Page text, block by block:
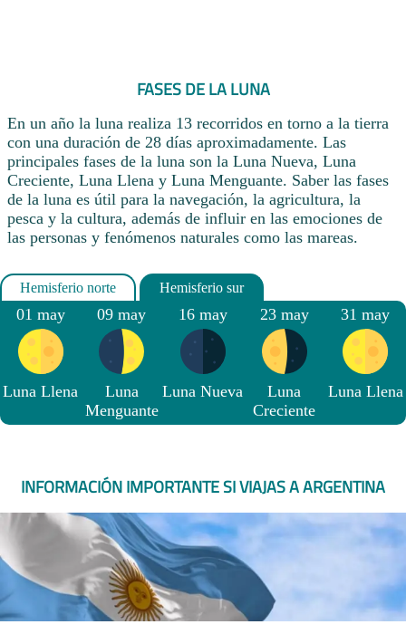
FASES DE LA LUNA
En un año la luna realiza 13 recorridos en torno a la tierra
con una duración de 28 días aproximadamente. Las
principales fases de la luna son la Luna Nueva, Luna
Creciente, Luna Llena y Luna Menguante. Saber las fases
de la luna es útil para la navegación, la agricultura, la
pesca y la cultura, además de influir en las emociones de
las personas y fenómenos naturales como las mareas.
01 may
Luna Llena
09 may
Luna
Menguante
16 may
Luna Nueva
23 may
Luna
Creciente
31 may
Luna Llena
INFORMACIÓN IMPORTANTE SI VIAJAS A ARGENTINA